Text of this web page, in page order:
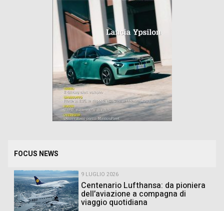
FOCUS NEWS
9 LUGLIO 2026
Centenario Lufthansa: da pioniera
dell’aviazione a compagna di
viaggio quotidiana